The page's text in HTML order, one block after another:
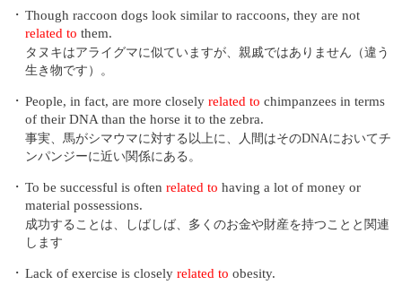
・ Though raccoon dogs look similar to raccoons, they are not
related to them.
タヌキはアライグマに似ていますが、親戚ではありません（違う
生き物です）。
・ People, in fact, are more closely related to chimpanzees in terms
of their DNA than the horse it to the zebra.
事実、馬がシマウマに対する以上に、人間はそのDNAにおいてチ
ンパンジーに近い関係にある。
・ To be successful is often related to having a lot of money or
material possessions.
成功することは、しばしば、多くのお金や財産を持つことと関連
します
・ Lack of exercise is closely related to obesity.